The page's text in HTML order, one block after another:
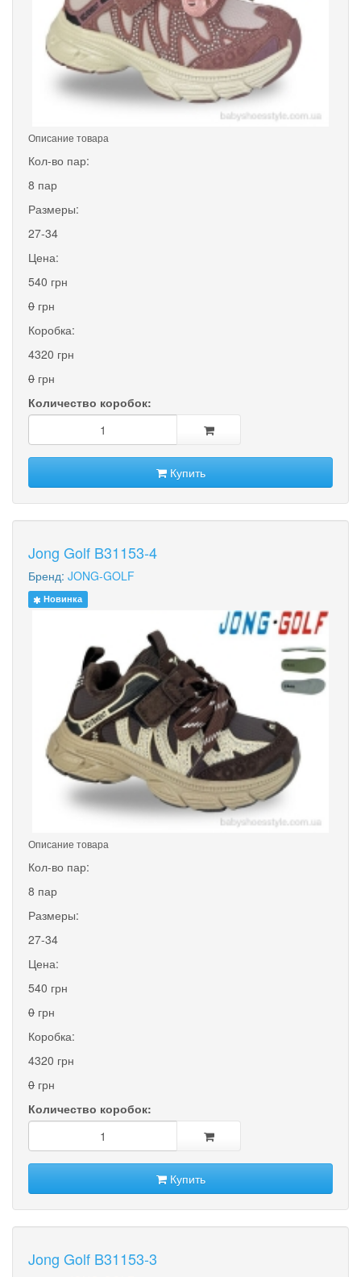
Описание товара
Кол-во пар:
8 пар
Размеры:
27-34
Цена:
540 грн
0 грн
Коробка:
4320 грн
0 грн
Количество коробок:
Купить
Jong Golf B31153-4
Бренд: JONG-GOLF
Новинка
Описание товара
Кол-во пар:
8 пар
Размеры:
27-34
Цена:
540 грн
0 грн
Коробка:
4320 грн
0 грн
Количество коробок:
Купить
Jong Golf B31153-3